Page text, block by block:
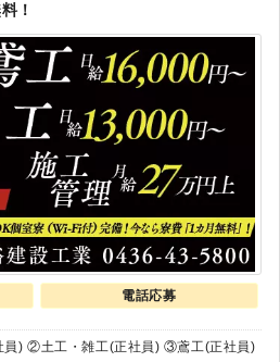
！
電話応募
) ②土工・雑工(正社員) ③鳶工(正社員)